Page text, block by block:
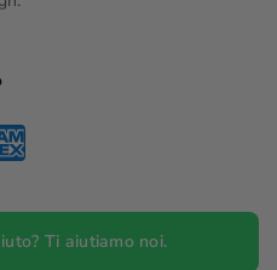
Ti aiutiamo noi.